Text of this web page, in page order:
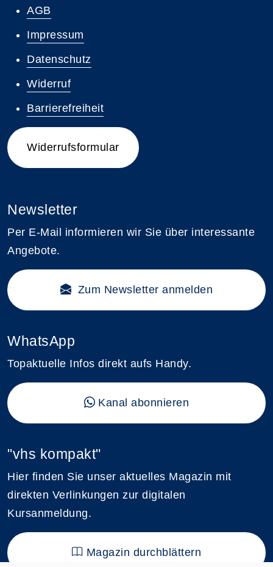
AGB
Impressum
Datenschutz
Widerruf
Barrierefreiheit
Widerrufsformular
Newsletter
Per E-Mail informieren wir Sie über interessante
Angebote.
Zum Newsletter anmelden
WhatsApp
Topaktuelle Infos direkt aufs Handy.
Kanal abonnieren
"vhs kompakt"
Hier finden Sie unser aktuelles Magazin mit
direkten Verlinkungen zur digitalen
Kursanmeldung.
Magazin durchblättern